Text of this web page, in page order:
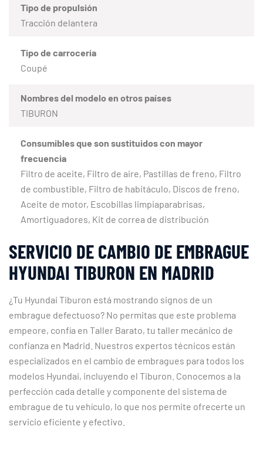
Tipo de propulsión
Tracción delantera
Tipo de carrocería
Coupé
Nombres del modelo en otros países
TIBURON
Consumibles que son sustituidos con mayor
frecuencia
Filtro de aceite, Filtro de aire, Pastillas de freno, Filtro
de combustible, Filtro de habitáculo, Discos de freno,
Aceite de motor, Escobillas limpiaparabrisas,
Amortiguadores, Kit de correa de distribución
SERVICIO DE CAMBIO DE EMBRAGUE
HYUNDAI TIBURON EN MADRID
¿Tu Hyundai Tiburon está mostrando signos de un
embrague defectuoso? No permitas que este problema
empeore, confía en Taller Barato, tu taller mecánico de
confianza en Madrid. Nuestros expertos técnicos están
especializados en el cambio de embragues para todos los
modelos Hyundai, incluyendo el Tiburon. Conocemos a la
perfección cada detalle y componente del sistema de
embrague de tu vehículo, lo que nos permite ofrecerte un
servicio eficiente y efectivo.